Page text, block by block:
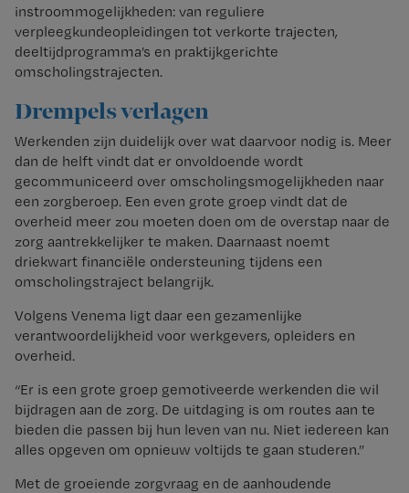
instroommogelijkheden: van reguliere
verpleegkundeopleidingen tot verkorte trajecten,
deeltijdprogramma’s en praktijkgerichte
omscholingstrajecten.
Drempels verlagen
Werkenden zijn duidelijk over wat daarvoor nodig is. Meer
dan de helft vindt dat er onvoldoende wordt
gecommuniceerd over omscholingsmogelijkheden naar
een zorgberoep. Een even grote groep vindt dat de
overheid meer zou moeten doen om de overstap naar de
zorg aantrekkelijker te maken. Daarnaast noemt
driekwart financiële ondersteuning tijdens een
omscholingstraject belangrijk.
Volgens Venema ligt daar een gezamenlijke
verantwoordelijkheid voor werkgevers, opleiders en
overheid.
“Er is een grote groep gemotiveerde werkenden die wil
bijdragen aan de zorg. De uitdaging is om routes aan te
bieden die passen bij hun leven van nu. Niet iedereen kan
alles opgeven om opnieuw voltijds te gaan studeren.”
Met de groeiende zorgvraag en de aanhoudende